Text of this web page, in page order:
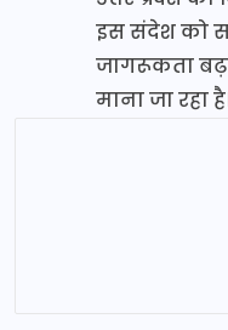
इस संदेश को
जागरूकता
माना जा रहा